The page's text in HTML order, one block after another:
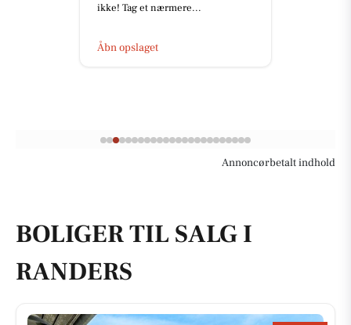
ikke! Tag et nærmere...
Åbn opslaget
Annoncørbetalt indhold
BOLIGER TIL SALG I
RANDERS